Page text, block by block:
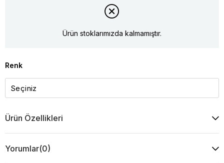
Ürün stoklarımızda kalmamıştır.
Renk
Ürün Özellikleri
Yorumlar(0)